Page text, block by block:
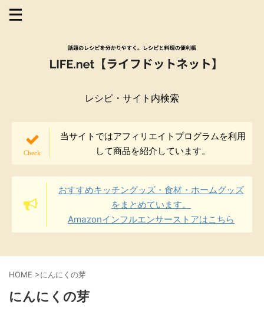
レシピ・サイト内検索
当サイトではアフィリエイトプログラムを利用
して商品を紹介しています。
おすすめキッチングッズ・食材・ホームグッズ
をまとめています。
Amazonインフルエンサーストアはこちら
HOME >にんにくの芽
にんにくの芽